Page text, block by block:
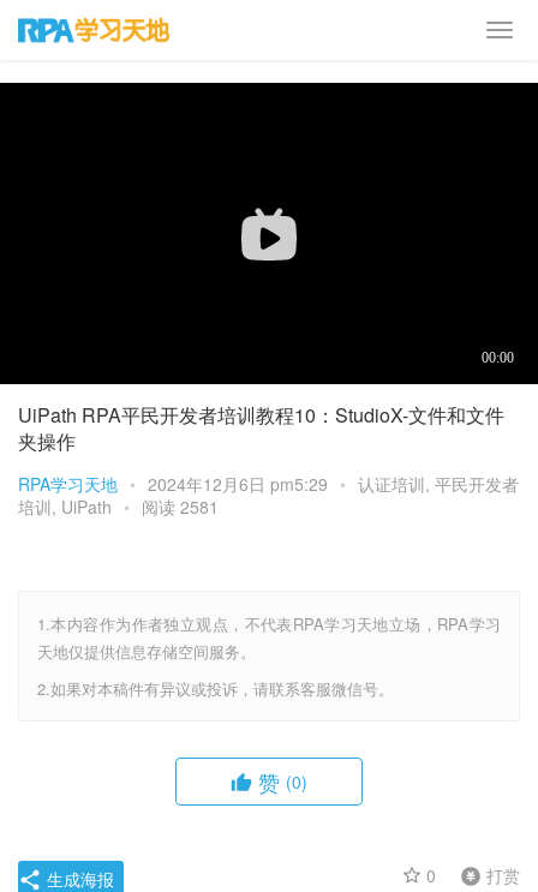
UiPath RPA平民开发者培训教程10：StudioX-文件和文件
夹操作
RPA学习天地 • 2024年12月6日 pm5:29 • 认证培训, 平民开发者
培训, UiPath • 阅读 2581
1.本内容作为作者独立观点，不代表RPA学习天地立场，RPA学习
天地仅提供信息存储空间服务。
2.如果对本稿件有异议或投诉，请联系客服微信号。
赞 (0)
0 打赏
生成海报